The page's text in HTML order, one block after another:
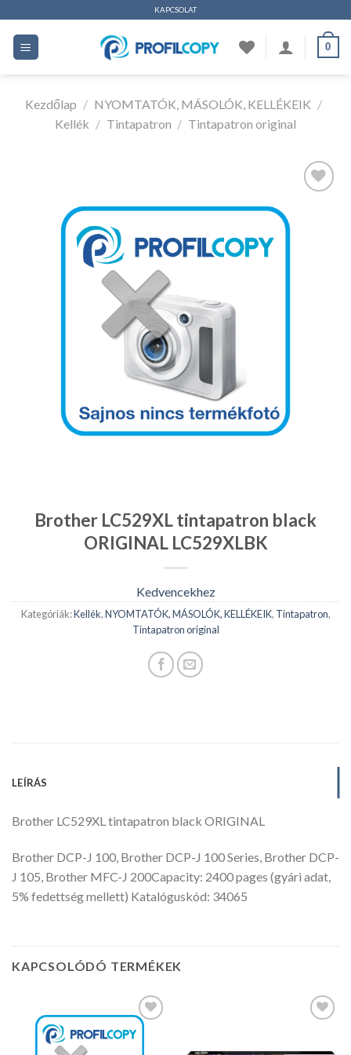
tartalomhoz
KAPCSOLAT
0
Kezdőlap / NYOMTATÓK, MÁSOLÓK, KELLÉKEIK /
Kellék / Tintapatron / Tintapatron original
Kedvencekhez
Brother LC529XL tintapatron black
ORIGINAL LC529XLBK
Kedvencekhez
Kategóriák:Kellék,NYOMTATÓK, MÁSOLÓK, KELLÉKEIK, Tintapatron,
Tintapatron original
LEÍRÁS
Brother LC529XL tintapatron black ORIGINAL
Brother DCP-J 100, Brother DCP-J 100 Series, Brother DCP-
J 105, Brother MFC-J 200Capacity: 2400 pages (gyári adat,
5% fedettség mellett) Katalóguskód: 34065
KAPCSOLÓDÓ TERMÉKEK
Kedvencekhez